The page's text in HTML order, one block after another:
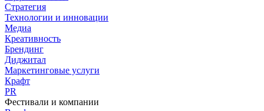
Стратегия
Технологии и инновации
Медиа
Креативность
Брендинг
Диджитал
Маркетинговые услуги
Крафт
PR
Фестивали и компании